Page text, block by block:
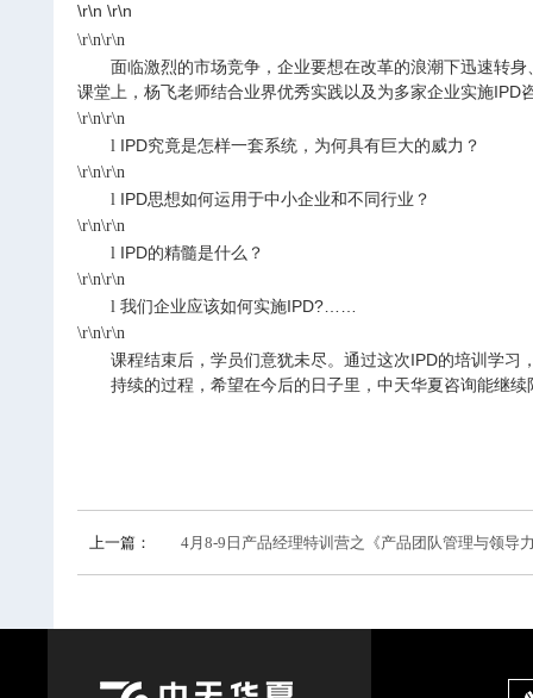
\r\n \r\n
\r\n\r\n
面临激烈的市场竞争，企业要想在改革的浪潮下迅速转
课堂上， 杨飞老师结合业界优秀实践以及为多家企业实施IPD
\r\n\r\n
l IPD究竟是怎样一套系统，为何具有巨大的威力？
\r\n\r\n
l IPD思想如何运用于中小企业和不同行业？
\r\n\r\n
l IPD的精髓是什么？
\r\n\r\n
l 我们企业应该如何实施IPD?
\r\n\r\n
课程结束后，学员们意犹未尽。通过这次IPD的培训学习
持续的过程，希望在今后的日子里，中天华夏咨询能继
上一篇： 4月8-9日产品经理特训营之《产品团队管理与领导